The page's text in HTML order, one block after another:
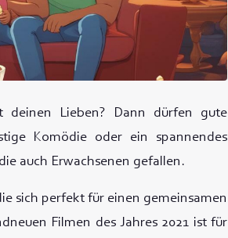
deinen Lieben? Dann dürfen gute
Komödie oder ein spannendes
auch Erwachsenen gefallen.
sich perfekt für einen gemeinsamen
Filmen des Jahres 2021 ist für